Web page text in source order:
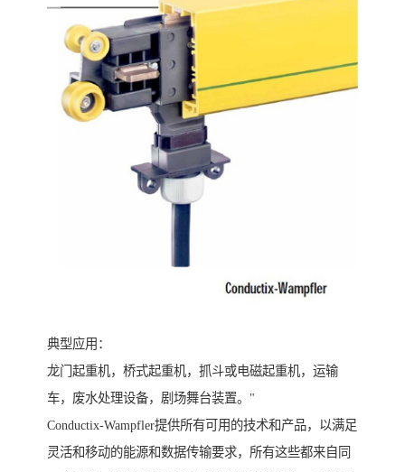
典型应用：
龙门起重机，桥式起重机，抓斗或电磁起重机，运输
车，废水处理设备，剧场舞台装置。"
Conductix-Wampfler提供所有可用的技术和产品，以满足
灵活和移动的能源和数据传输要求，所有这些都来自同